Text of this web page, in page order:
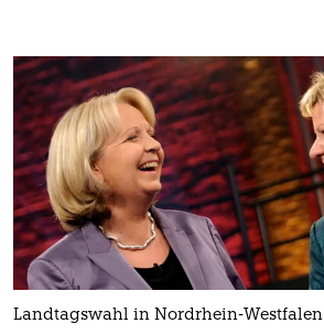
Landtagswahl in Nordrhein-Westfalen